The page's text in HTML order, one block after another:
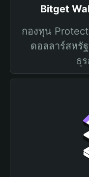
Bitget
กองทุน
ดอลลาร์สหรั
ธุ